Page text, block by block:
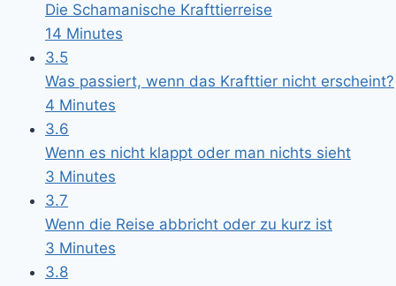
Die Schamanische Krafttierreise
14 Minutes
3.5
Was passiert, wenn das Krafttier nicht erscheint?
4 Minutes
3.6
Wenn es nicht klappt oder man nichts sieht
3 Minutes
3.7
Wenn die Reise abbricht oder zu kurz ist
3 Minutes
3.8